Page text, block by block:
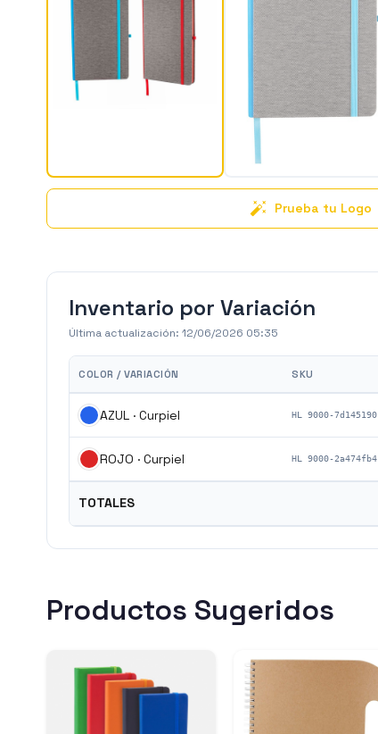
Prueba tu Logo
Inventario por Variación
Última actualización: 12/06/2026 05:35
COLOR / VARIACIÓN SKU
AZUL · Curpiel HL 9000-7d145190
ROJO · Curpiel HL 9000-2a474fb4
TOTALES
Productos Sugeridos